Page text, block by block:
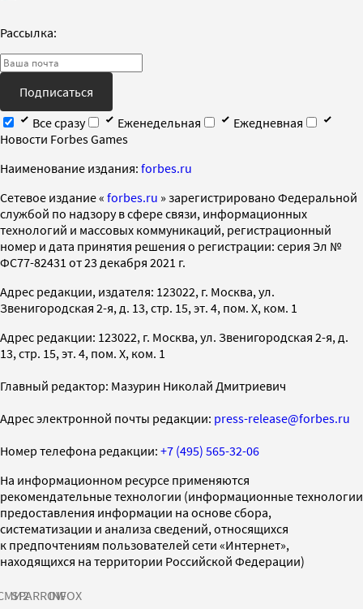
Рассылка:
Подписаться
Все сразу
Еженедельная
Ежедневная
Новости Forbes Games
Наименование издания: forbes.ru
Cетевое издание « forbes.ru » зарегистрировано Федеральной
службой по надзору в сфере связи, информационных
технологий и массовых коммуникаций, регистрационный
номер и дата принятия решения о регистрации: серия Эл №
ФС77-82431 от 23 декабря 2021 г.
Адрес редакции, издателя: 123022, г. Москва, ул.
Звенигородская 2-я, д. 13, стр. 15, эт. 4, пом. X, ком. 1
Адрес редакции: 123022, г. Москва, ул. Звенигородская 2-я, д.
13, стр. 15, эт. 4, пом. X, ком. 1
Главный редактор: Мазурин Николай Дмитриевич
Адрес электронной почты редакции: press-release@forbes.ru
Номер телефона редакции: +7 (495) 565-32-06
На информационном ресурсе применяются
рекомендательные технологии (информационные технологии
предоставления информации на основе сбора,
систематизации и анализа сведений, относящихся
к предпочтениям пользователей сети «Интернет»,
находящихся на территории Российской Федерации)
SPARROWINFOX